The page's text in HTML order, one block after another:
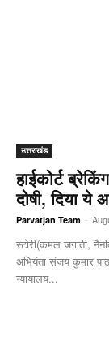
उत्तराखंड
हाईकोर्ट
दोषी, दिया ये
Parvatjan Team -
स्टोरी(कमल जगाती,
अभियंता संजय कुमार
न्यायालय...